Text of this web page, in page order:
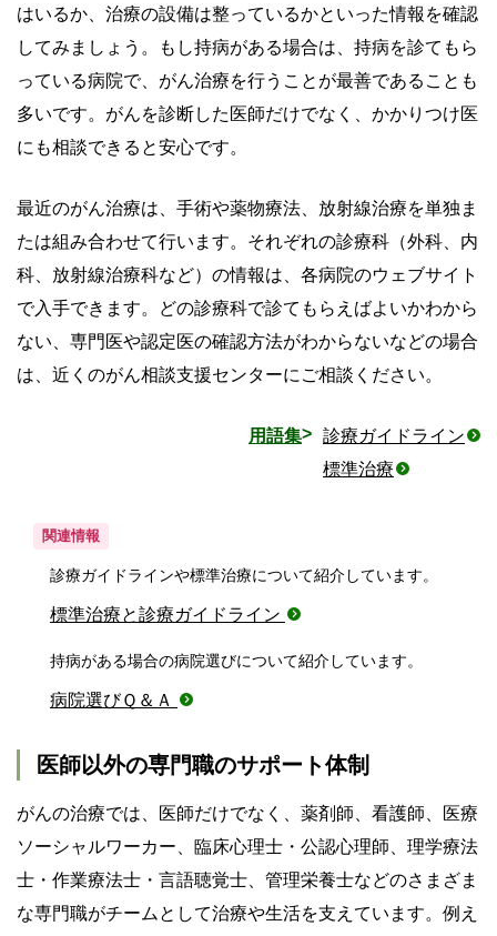
はいるか、治療の設備は整っているかといった情報を確認
してみましょう。もし持病がある場合は、持病を診てもら
っている病院で、がん治療を行うことが最善であることも
多いです。がんを診断した医師だけでなく、かかりつけ医
にも相談できると安心です。
最近のがん治療は、手術や薬物療法、放射線治療を単独ま
たは組み合わせて行います。それぞれの診療科（外科、内
科、放射線治療科など）の情報は、各病院のウェブサイト
で入手できます。どの診療科で診てもらえばよいかわから
ない、専門医や認定医の確認方法がわからないなどの場合
は、近くのがん相談支援センターにご相談ください。
用語集
診療ガイドライン
標準治療
関連情報
診療ガイドラインや標準治療について紹介しています。
標準治療と診療ガイドライン
持病がある場合の病院選びについて紹介しています。
病院選びＱ＆Ａ
医師以外の専門職のサポート体制
がんの治療では、医師だけでなく、薬剤師、看護師、医療
ソーシャルワーカー、臨床心理士・公認心理師、理学療法
士・作業療法士・言語聴覚士、管理栄養士などのさまざま
な専門職がチームとして治療や生活を支えています。例え